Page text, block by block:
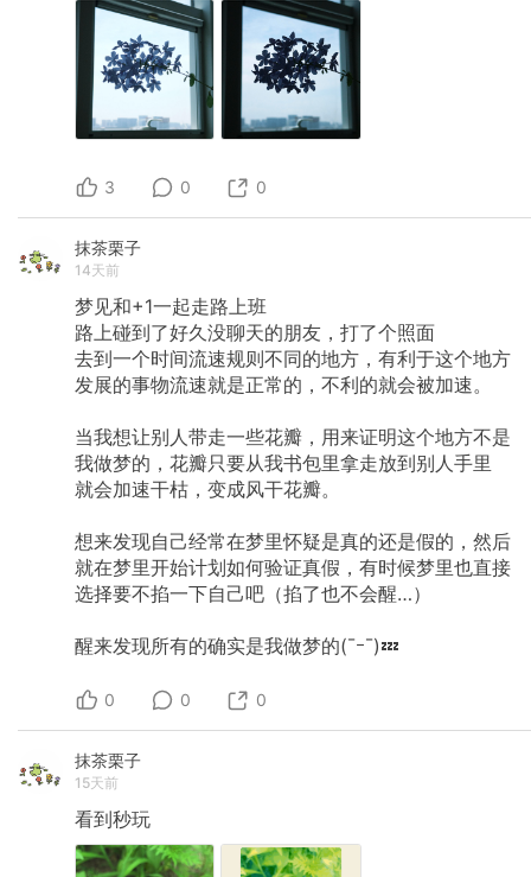
3 0 0
抹茶栗子
14天前
梦见和+1一起走路上班
路上碰到了好久没聊天的朋友，打了个照面
去到一个时间流速规则不同的地方，有利于这个地方
发展的事物流速就是正常的，不利的就会被加速。
当我想让别人带走一些花瓣，用来证明这个地方不是
我做梦的，花瓣只要从我书包里拿走放到别人手里
就会加速干枯，变成风干花瓣。
想来发现自己经常在梦里怀疑是真的还是假的，然后
就在梦里开始计划如何验证真假，有时候梦里也直接
选择要不掐一下自己吧（掐了也不会醒…）
醒来发现所有的确实是我做梦的(¯ｰ¯)💤
0 0 0
抹茶栗子
15天前
看到秒玩